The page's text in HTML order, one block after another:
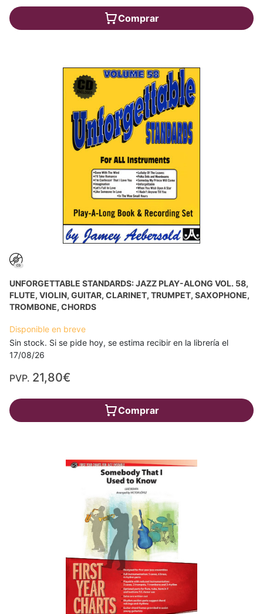
Comprar
UNFORGETTABLE STANDARDS: JAZZ PLAY-ALONG VOL. 58,
FLUTE, VIOLIN, GUITAR, CLARINET, TRUMPET, SAXOPHONE,
TROMBONE, CHORDS
Disponible en breve
Sin stock. Si se pide hoy, se estima recibir en la librería el
17/08/26
PVP. 21,80€
Comprar